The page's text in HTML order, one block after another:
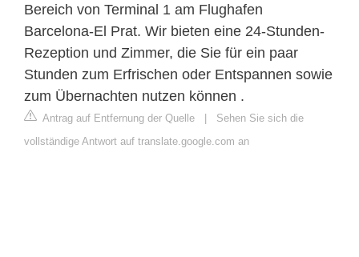
Bereich von Terminal 1 am Flughafen
Barcelona-El Prat. Wir bieten eine 24-Stunden-
Rezeption und Zimmer, die Sie für ein paar
Stunden zum Erfrischen oder Entspannen sowie
zum Übernachten nutzen können .
Antrag auf Entfernung der Quelle
Sehen Sie sich die
vollständige Antwort auf translate.google.com an